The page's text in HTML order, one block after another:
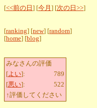
[<<前の日 ] [今月 ] [次の日>>]
[ranking] [new] [random]
[home] [blog]
みなさんの評価
[よい]:
789
[悪い]:
522
↑評価してください